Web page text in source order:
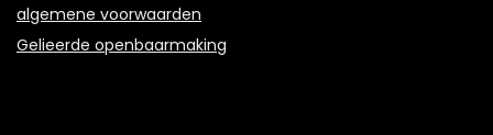
algemene voorwaarden
Gelieerde openbaarmaking